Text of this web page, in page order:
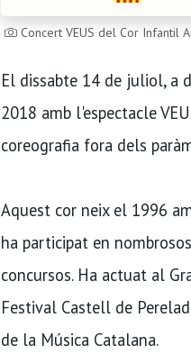
Concert VEUS del Cor Infantil
El dissabte 14 de juliol, a
2018 amb l'espectacle
coreografia fora dels
Aquest cor neix el 1996
ha participat en
concursos. Ha actuat al
Festival Castell de
de la Música Catalana.